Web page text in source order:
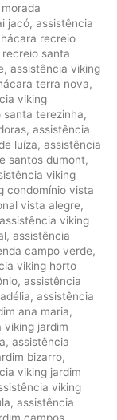
jacó, assistência
recreio
santa
, assistência viking
terra nova,
viking
terezinha,
, assistência
luíza, assistência
santos dumont,
viking
condomínio vista
vista alegre,
assistência viking
, assistência
campo verde,
viking horto
, assistência
, assistência
ana maria,
viking jardim
, assistência
bizarro,
viking jardim
viking
, assistência
campos